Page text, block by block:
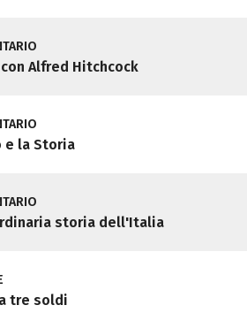
Alfred Hitchcock
e la Storia
storia dell'Italia
tre soldi